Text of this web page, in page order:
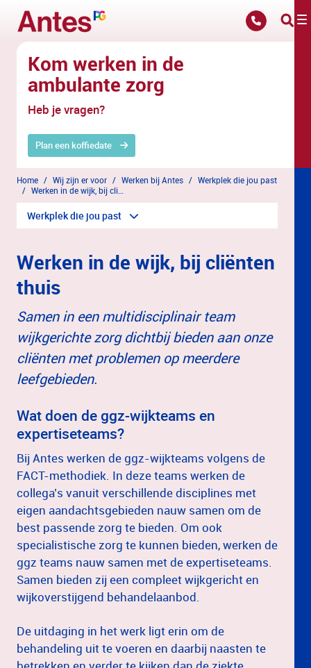
Overslaan en naar hoofdinhoud gaan
Kom werken in de
ambulante zorg
Heb je vragen?
Plan een koffiedate
Home Wij zijn er voor Werken bij Antes
Werkplek die jou past
Werkplek die jou past
Werken in de wijk, bij cliënten
thuis
Samen in een multidisciplinair team
wijkgerichte zorg dichtbij bieden aan onze
cliënten met problemen op meerdere
leefgebieden.
Wat doen de ggz-wijkteams en
expertiseteams?
Bij Antes werken de ggz-wijkteams volgens de
FACT-methodiek. In deze teams werken de
collega’s vanuit verschillende disciplines met
eigen aandachtsgebieden nauw samen om de
best passende zorg te bieden. Om ook
specialistische zorg te kunnen bieden, werken de
ggz teams nauw samen met de expertiseteams.
Samen bieden zij een compleet wijkgericht en
wijkoverstijgend behandelaanbod.
De uitdaging in het werk ligt erin om de
behandeling uit te voeren en daarbij naasten te